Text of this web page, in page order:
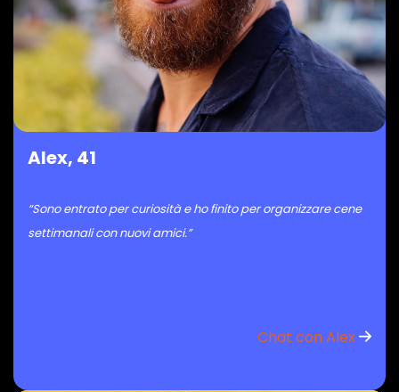
Alex, 41
“Sono entrato per curiosità e ho finito per organizzare cene
settimanali con nuovi amici.”
Chat con Alex